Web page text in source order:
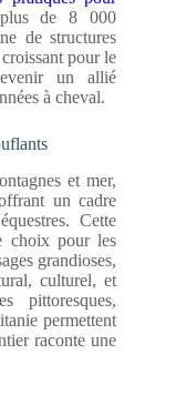
de 8 000
de structures
pour le
un allié
à cheval.
et mer,
un cadre
Cette
choix pour les
grandioses,
culturel, et
pittoresques,
permettent
raconte une